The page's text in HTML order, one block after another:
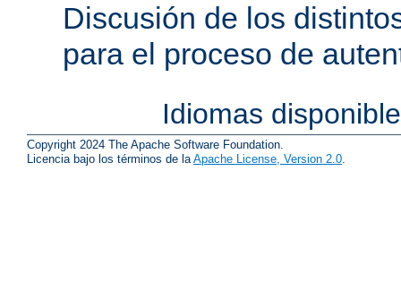
Discusión de los
para el proceso de
Idiomas
Copyright 2024 The Apache Software Foundation.
Licencia bajo los términos de la Apache License, Version 2.0